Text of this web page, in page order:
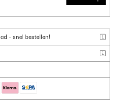
- snel bestellen!